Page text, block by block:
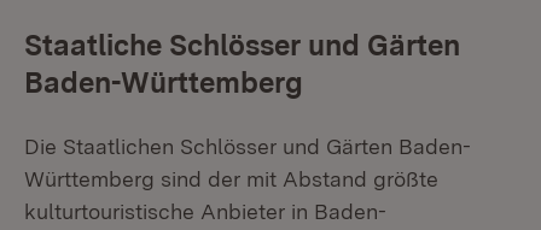
Staatliche Schlösser und Gärten
Baden-Württemberg
Die Staatlichen Schlösser und Gärten Baden-
Württemberg sind der mit Abstand größte
kulturtouristische Anbieter in Baden-